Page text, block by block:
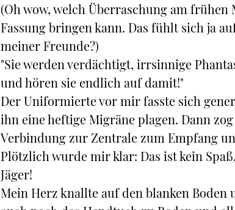
(Oh wow, welch Überraschung am
Fassung bringen kann. Das fühlt sich ja
meiner Freunde?)
"Sie werden verdächtigt, irrsinnige
und hören sie endlich auf damit!"
Der Uniformierte vor mir fasste sich
ihn eine heftige Migräne plagen. Dann
Verbindung zur Zentrale zum Empfang
Plötzlich wurde mir klar: Das ist kein
Jäger!
Mein Herz knallte auf den blanken Boden